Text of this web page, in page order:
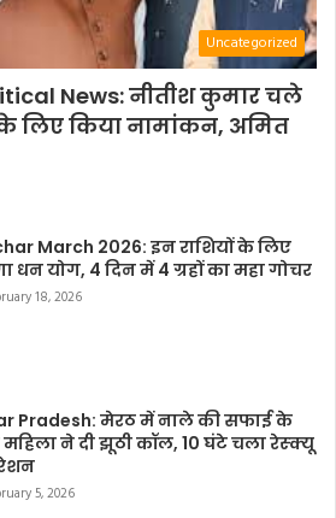
Uncategorized
News: नीतीश कुमार चले
लिए किया नामांकन, अमित
March 2026: इन राशियों के लिए
धन योग, 4 दिन में 4 ग्रहों का महा गोचर
18, 2026
Pradesh: मेरठ में नाले की सफाई के
ने दी झूठी कॉल, 10 घंटे चला रेस्क्यू
5, 2026